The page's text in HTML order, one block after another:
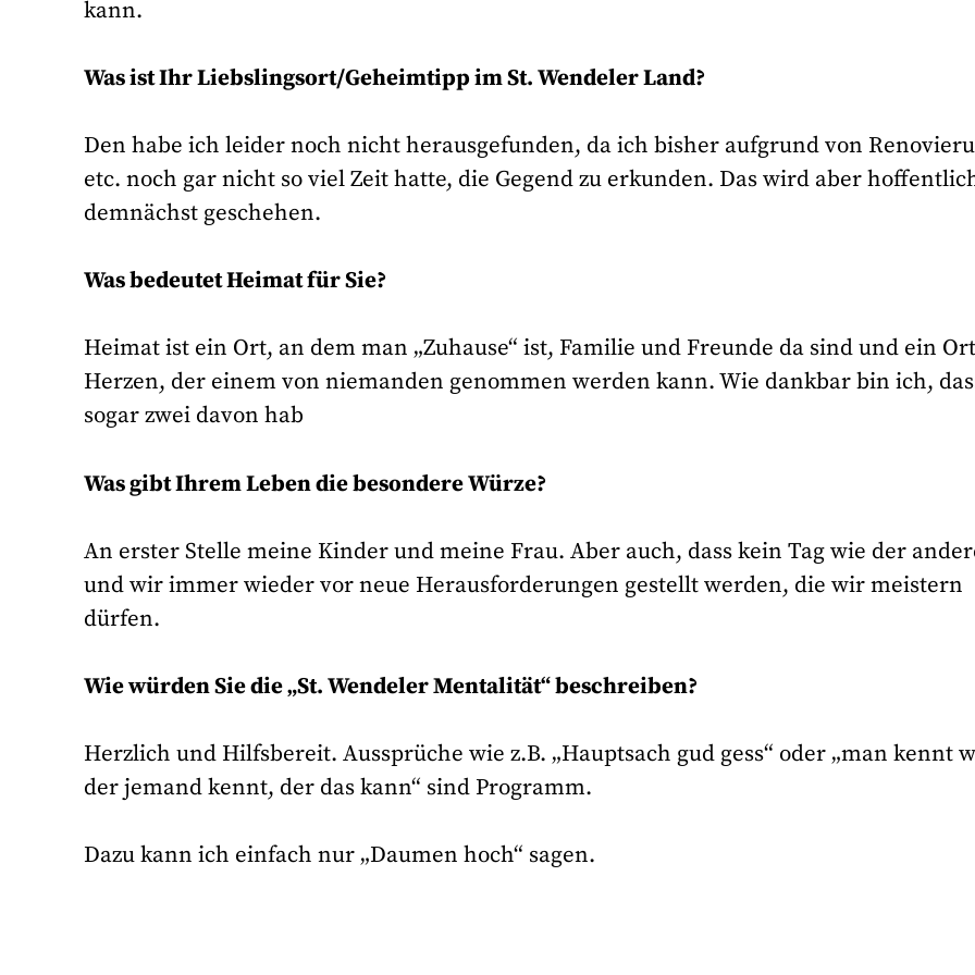
kann.
Was ist Ihr Liebslingsort/Geheimtipp im St. Wendeler Land?
Den habe ich leider noch nicht herausgefunden, da ich bisher aufgrund von
etc. noch gar nicht so viel Zeit hatte, die Gegend zu erkunden. Das wird aber
demnächst geschehen.
Was bedeutet Heimat für Sie?
Heimat ist ein Ort, an dem man „Zuhause“ ist, Familie und Freunde da sind und ein
Herzen, der einem von niemanden genommen werden kann. Wie dankbar bin ich,
sogar zwei davon hab
Was gibt Ihrem Leben die besondere Würze?
An erster Stelle meine Kinder und meine Frau. Aber auch, dass kein Tag wie der
und wir immer wieder vor neue Herausforderungen gestellt werden, die wir meistern
dürfen.
Wie würden Sie die „St. Wendeler Mentalität“ beschreiben?
Herzlich und Hilfsbereit. Aussprüche wie z.B. „Hauptsach gud gess“ oder „man kennt
der jemand kennt, der das kann“ sind Programm.
Dazu kann ich einfach nur „Daumen hoch“ sagen.